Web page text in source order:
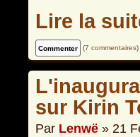
Lire la
(7 commentaires)
sur Kirin
Par Lenwë » 21